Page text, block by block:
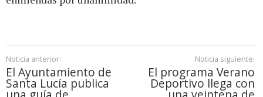
Noticia anterior:
El Ayuntamiento de
Santa Lucía publica
Noticia siguiente:
El programa Verano
Deportivo llega con